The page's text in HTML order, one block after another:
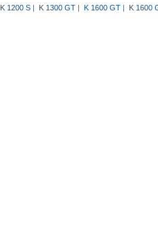
K 1200 S| K 1300 GT| K 1600 GT| K 1600